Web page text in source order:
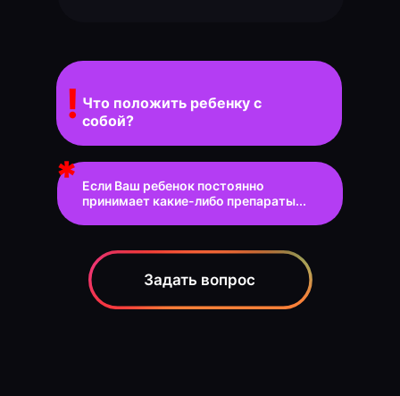
* Если Ваш ребенок постоянно
принимает какие-либо препараты...
! Что положить ребенку с
собой?
Задать вопрос